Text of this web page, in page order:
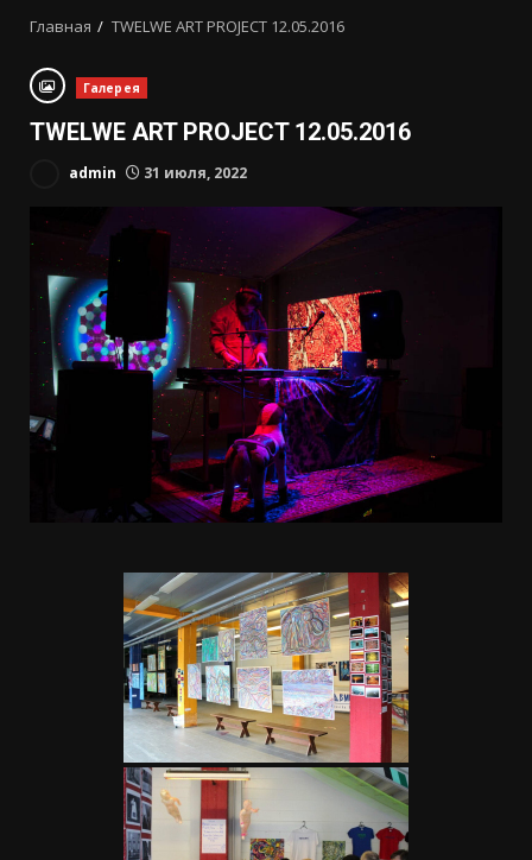
Главная TWELWE ART PROJECT 12.05.2016
Галерея
TWELWE ART PROJECT 12.05.2016
admin 31 июля, 2022